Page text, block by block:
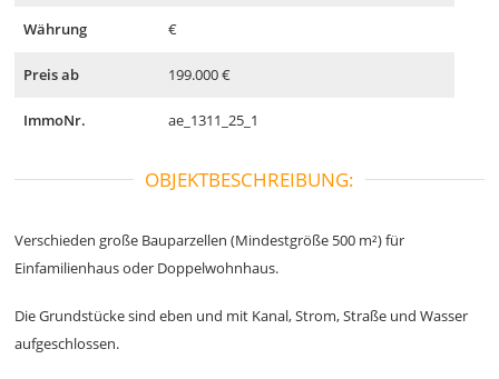
Währung €
Preis ab 199.000 €
ImmoNr. ae_1311_25_1
OBJEKTBESCHREIBUNG:
Verschieden große Bauparzellen (Mindestgröße 500 m²) für
Einfamilienhaus oder Doppelwohnhaus.
Die Grundstücke sind eben und mit Kanal, Strom, Straße und Wasser
aufgeschlossen.